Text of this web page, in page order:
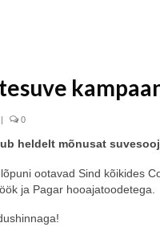
| 0
heldelt mõnusat
ootavad Sind kõikides
ja Pagar hooajatoodetega.